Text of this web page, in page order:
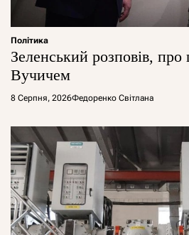
Політика
Зеленський розповів,
Вучичем
8 Серпня, 2026Федоренко Світлана